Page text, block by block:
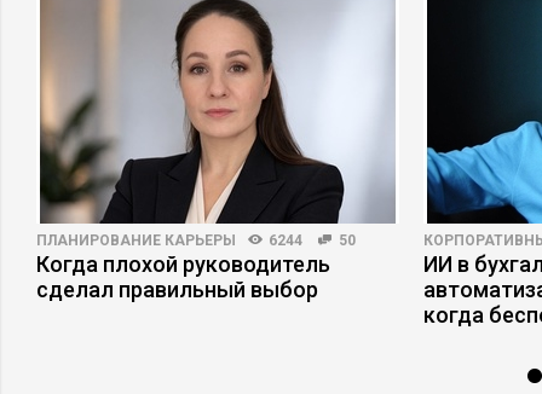
ПЛАНИРОВАНИЕ КАРЬЕРЫ 6244 50
Когда плохой руководитель
сделал правильный выбор
ИИ в
когда